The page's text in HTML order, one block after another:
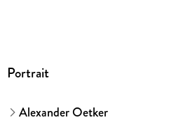
Portrait
Alexander Oetker